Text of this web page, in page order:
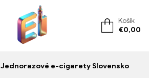
ElementVape.de
Košík
€0,00
Jednorazové e-cigarety Slovensko